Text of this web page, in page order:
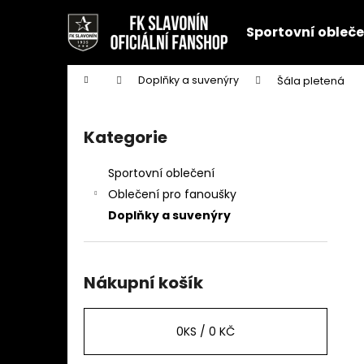
Sportovní
Domů Doplňky a suvenýry Šála pletená
Přeskočit
kategorie
Kategorie
Sportovní oblečení
Oblečení pro fanoušky
Doplňky a suvenýry
Nákupní košík
0KS / 0 KČ
Zpět
Zpět